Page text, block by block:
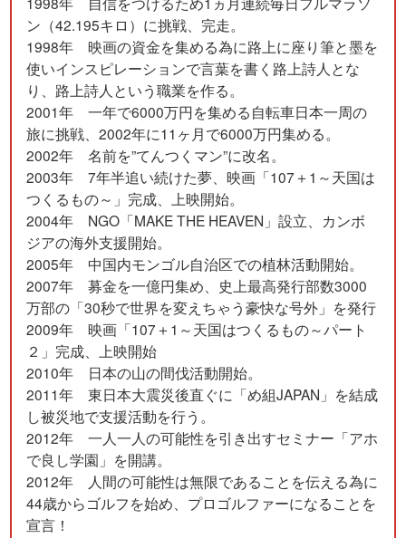
ン（42.195キロ）に挑戦、完走。
1998年 映画の資金を集める為に路上に座り筆と墨を
使いインスピレーションで言葉を書く路上詩人とな
り、路上詩人という職業を作る。
2001年 一年で6000万円を集める自転車日本一周の
旅に挑戦、2002年に11ヶ月で6000万円集める。
2002年 名前を”てんつくマン”に改名。
2003年 7年半追い続けた夢、映画「107＋1～天国は
つくるもの～」完成、上映開始。
2004年 NGO「MAKE THE HEAVEN」設立、カンボ
ジアの海外支援開始。
2005年 中国内モンゴル自治区での植林活動開始。
2007年 募金を一億円集め、史上最高発行部数3000
万部の「30秒で世界を変えちゃう豪快な号外」を発行
2009年 映画「107＋1～天国はつくるもの～パート
２」完成、上映開始
2010年 日本の山の間伐活動開始。
2011年 東日本大震災後直ぐに「め組JAPAN」を結成
し被災地で支援活動を行う。
2012年 一人一人の可能性を引き出すセミナー「アホ
で良し学園」を開講。
2012年 人間の可能性は無限であることを伝える為に
44歳からゴルフを始め、プロゴルファーになることを
宣言！